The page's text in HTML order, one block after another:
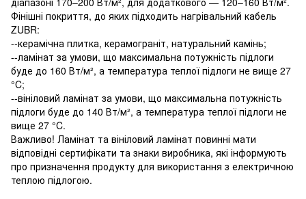
Фінішні покриття, до яких підходить нагрівальний кабель
ZUBR:
--керамічна плитка, керамограніт, натуральний камінь;
--ламінат за умови, що максимальна потужність підлоги
буде до 160 Вт/м², а температура теплої підлоги не вище 27
°C;
--вініловий ламінат за умови, що максимальна потужність
підлоги буде до 140 Вт/м², а температура теплої підлоги не
вище 27 °C.
Важливо! Ламінат та вініловий ламінат повинні мати
відповідні сертифікати та знаки виробника, які інформують
про призначення продукту для використання з електричною
теплою підлогою.